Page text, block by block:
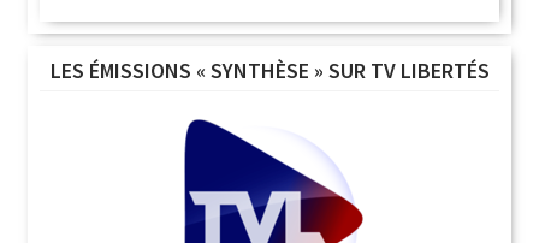
LES ÉMISSIONS « SYNTHÈSE » SUR TV LIBERTÉS